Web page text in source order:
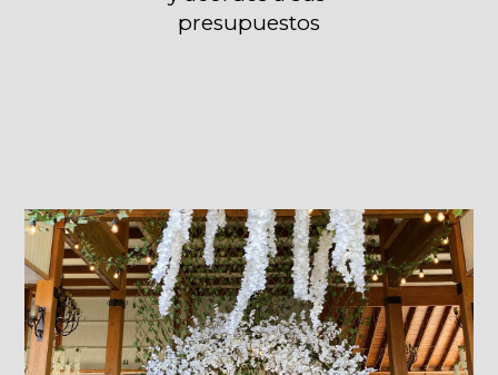
presupuestos